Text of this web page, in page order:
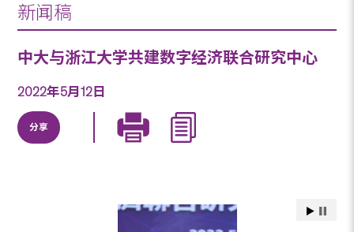
新闻稿
中大与浙江大学共建数字经济联合研究中心
2022年5月12日
分享